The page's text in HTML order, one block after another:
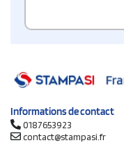
Informations de contact
0187653923
contact@stampasi.fr